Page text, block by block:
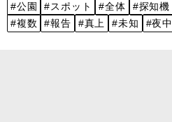
#公園
#スポット #全体 #探知機
#複数
#報告 #真上 #未知 #夜中